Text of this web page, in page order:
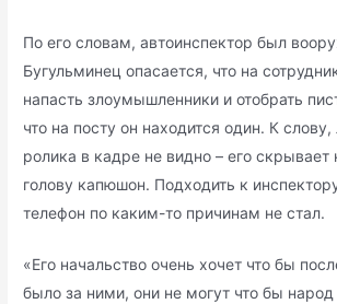
По его словам, автоинспектор был
Бугульминец опасается, что на
напасть злоумышленники и отобрать
что на посту он находится один. К слову,
ролика в кадре не видно – его скрывает
голову капюшон. Подходить к
телефон по каким-то причинам не стал.
«Его начальство очень хочет что бы
было за ними, они не могут что бы